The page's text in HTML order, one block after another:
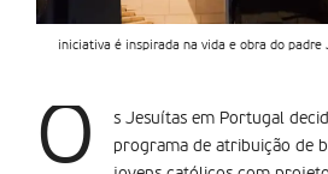
iniciativa é inspirada na vida e obra do padre
O
s Jesuítas em Portugal
programa de atribuição de